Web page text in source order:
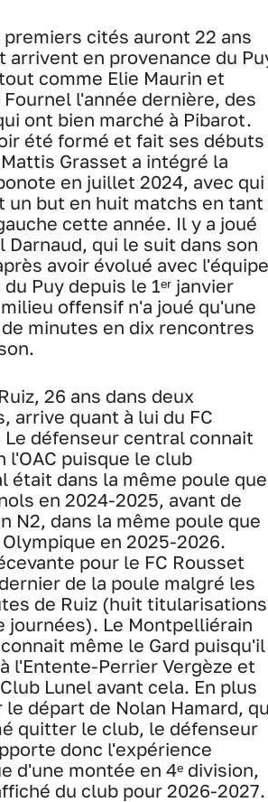
premiers cités auront 22 ans
arrivent en provenance du
comme Elie Maurin et
Fournel l'année dernière, des
ont bien marché à Pibarot.
été formé et fait ses débuts
Grasset a intégré la
en juillet 2024, avec qui
un but en huit matchs en tant
cette année. Il y a joué
Darnaud, qui le suit dans son
avoir évolué avec l'équipe
Puy depuis le 1ᵉʳ janvier
offensif n'a joué qu'une
minutes en dix rencontres
26 ans dans deux
arrive quant à lui du FC
Le défenseur central connait
l'OAC puisque le club
était dans la même poule que
en 2024-2025, avant de
N2, dans la même poule que
en 2025-2026.
pour le FC Rousset
de la poule malgré les
de Ruiz (huit titularisations
journées). Le Montpelliérain
même le Gard puisqu'il
l'Entente-Perrier Vergèze et
Lunel avant cela. En plus
le départ de Nolan Hamard,
quitter le club, le défenseur
donc l'expérience
d'une montée en 4ᵉ division,
du club pour 2026-2027.